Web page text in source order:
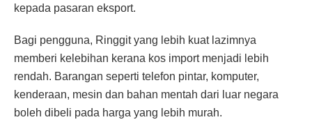
kepada pasaran eksport.
Bagi pengguna, Ringgit yang lebih kuat lazimnya
memberi kelebihan kerana kos import menjadi lebih
rendah. Barangan seperti telefon pintar, komputer,
kenderaan, mesin dan bahan mentah dari luar negara
boleh dibeli pada harga yang lebih murah.